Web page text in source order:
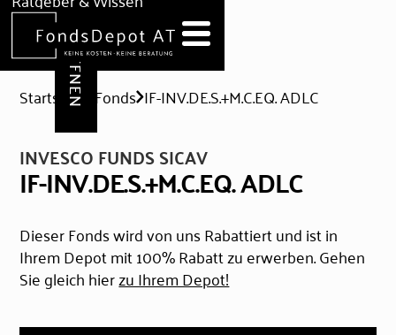
Hilfe & Formulare
DEPOT ERÖFFNEN
Startseite Fonds IF-INV.DE.S.+M.C.EQ. ADLC
INVESCO FUNDS SICAV
IF-INV.DE.S.+M.C.EQ. ADLC
Dieser Fonds wird von uns Rabattiert und ist in
Ihrem Depot mit 100% Rabatt zu erwerben. Gehen
Sie gleich hierzu Ihrem Depot!